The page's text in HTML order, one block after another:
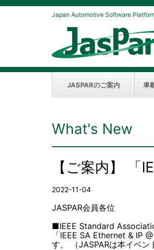
Japan Automotive Software
JASPARのご案内 車
What's New
【ご案内】
2022-11-04
JASPAR会員各位
■IEEE Standard
「IEEE SA Ethernet & IP
す。 （JASPARは本イベン